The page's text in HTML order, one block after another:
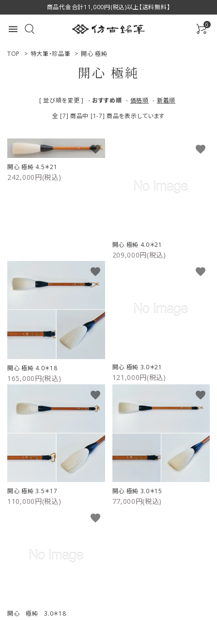
商品代金合計11,000円(税込)以上【送料無料】
menu 0
ACCOUNT MENU
商品一覧
用途で選ぶ
特定商取引法について
TOP > 特大筆・珍品筆 > 開心 極純
開心 極純
[ 並び順を変更 ] - おすすめ順 - 価格順 - 新着順
全 [7] 商品中 [1-7] 商品を表示しています
開心 極純 4.5＊21
242,000円(税込)
favorite
開心 極純 4.0＊21
209,000円(税込)
favorite
開心 極純 4.0＊18
165,000円(税込)
favorite
開心 極純 3.0＊21
121,000円(税込)
favorite
開心 極純 3.5＊17
110,000円(税込)
favorite
開心 極純 3.0＊15
77,000円(税込)
favorite
開心 極純 3.0＊18
favorite